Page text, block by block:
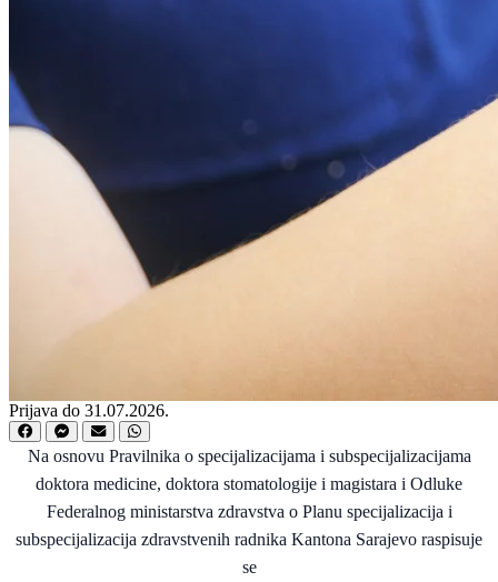
Prijava do 31.07.2026.
Na osnovu Pravilnika o specijalizacijama i subspecijalizacijama
doktora medicine, doktora stomatologije i magistara i Odluke
Federalnog ministarstva zdravstva o Planu specijalizacija i
subspecijalizacija zdravstvenih radnika Kantona Sarajevo raspisuje
se